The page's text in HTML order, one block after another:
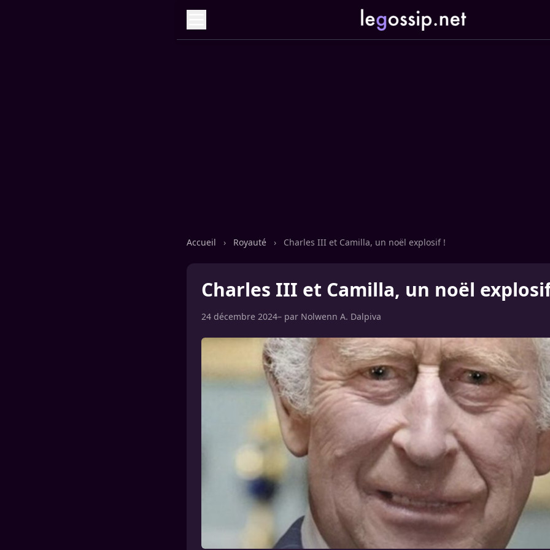
Accueil › Royauté › Charles III et Camilla, un noël explosif !
Charles III et Camilla, un noël
24 décembre 2024– par Nolwenn A. Dalpiva